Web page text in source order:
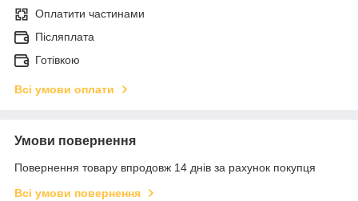
Оплатити частинами
Післяплата
Готівкою
Всі умови оплати
Умови повернення
Повернення товару впродовж 14 днів за рахунок покупця
Всі умови повернення